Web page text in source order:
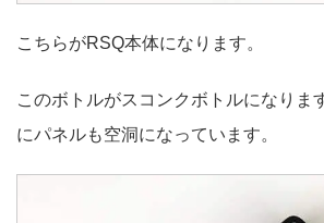
こちらがRSQ本体になります。
このボトルがスコンクボトルになりま
にパネルも空洞になっています。